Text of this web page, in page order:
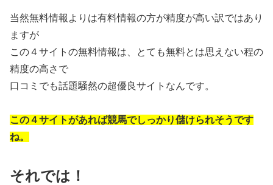
当然無料情報よりは有料情報の方が精度が高い訳ではあり
ますが
この４サイトの無料情報は、とても無料とは思えない程の
精度の高さで
口コミでも話題騒然の超優良サイトなんです。
この４サイトがあれば競馬でしっかり儲けられそうです
ね。
それでは！